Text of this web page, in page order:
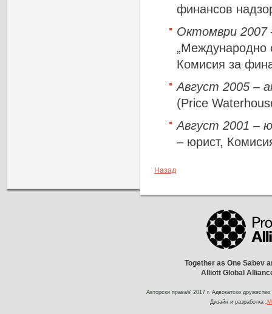
финансов
Октомври 2007
„Международно
Комисия за
Август 2005 –
(Price
Август 2001 –
– юрист,
Назад
Together as One Sabev
Alliott Global
Авторски права© 2017 г. Адвокатско
Дизайн и разработка